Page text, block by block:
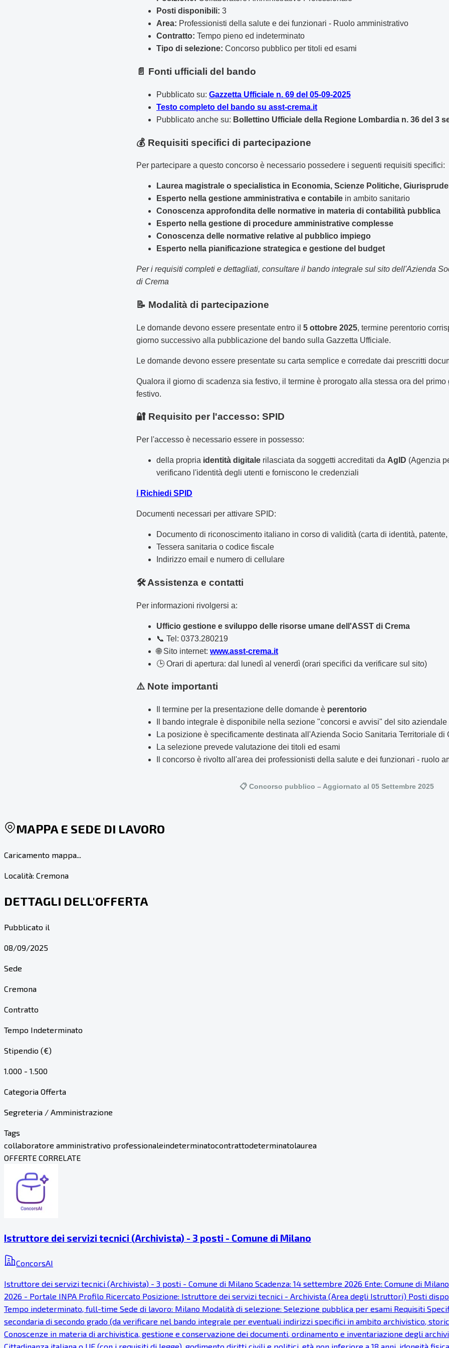
Posti disponibili: 3
Area: Professionisti della salute e dei funzionari - Ruolo amministrativo
Contratto: Tempo pieno ed indeterminato
Tipo di selezione: Concorso pubblico per titoli ed esami
📄 Fonti ufficiali del bando
Pubblicato su: Gazzetta Ufficiale n. 69 del 05-09-2025
Testo completo del bando su asst-crema.it
Pubblicato anche su: Bollettino Ufficiale della Regione Lombardia n. 36 del 3
💰 Requisiti specifici di partecipazione
Per partecipare a questo concorso è necessario possedere i seguenti requisiti specifici:
Laurea magistrale o specialistica in Economia, Scienze Politiche,
Esperto nella gestione amministrativa e contabile in ambito sanitario
Conoscenza approfondita delle normative in materia di contabilità pubblica
Esperto nella gestione di procedure amministrative complesse
Conoscenza delle normative relative al pubblico impiego
Esperto nella pianificazione strategica e gestione del budget
Per i requisiti completi e dettagliati, consultare il bando integrale sul sito dell'Azienda
di Crema
📝 Modalità di partecipazione
Le domande devono essere presentate entro il 5 ottobre 2025, termine perentorio
giorno successivo alla pubblicazione del bando sulla Gazzetta Ufficiale.
Le domande devono essere presentate su carta semplice e corredate dai prescritti
Qualora il giorno di scadenza sia festivo, il termine è prorogato alla stessa ora del
festivo.
🔐 Requisito per l'accesso: SPID
Per l'accesso è necessario essere in possesso:
della propria identità digitale rilasciata da soggetti accreditati da AgID (Agenzia
verificano l'identità degli utenti e forniscono le credenziali
ℹ️ Richiedi SPID
Documenti necessari per attivare SPID:
Documento di riconoscimento italiano in corso di validità (carta di identità,
Tessera sanitaria o codice fiscale
Indirizzo email e numero di cellulare
🛠️ Assistenza e contatti
Per informazioni rivolgersi a:
Ufficio gestione e sviluppo delle risorse umane dell'ASST di Crema
📞 Tel: 0373.280219
🌐 Sito internet: www.asst-crema.it
🕒 Orari di apertura: dal lunedì al venerdì (orari specifici da verificare sul sito)
⚠️ Note importanti
Il termine per la presentazione delle domande è perentorio
Il bando integrale è disponibile nella sezione "concorsi e avvisi" del sito aziendale
La posizione è specificamente destinata all'Azienda Socio Sanitaria Territoriale di
La selezione prevede valutazione dei titoli ed esami
Il concorso è rivolto all'area dei professionisti della salute e dei funzionari - ruolo
📋 Concorso pubblico – Aggiornato al 05 Settembre 2025
MAPPA E SEDE DI LAVORO
Caricamento mappa...
Località: Cremona
DETTAGLI DELL'OFFERTA
Pubblicato il
08/09/2025
Sede
Cremona
Contratto
Tempo Indeterminato
Stipendio (€)
1.000 - 1.500
Categoria Offerta
Segreteria / Amministrazione
Tags
collaboratore amministrativo professionaleindeterminatocontrattodeterminatolaurea
OFFERTE CORRELATE
Istruttore dei servizi tecnici (Archivista) - 3 posti - Comune di Milano
ConcorsAI
Istruttore dei servizi tecnici (Archivista) - 3 posti - Comune di Milano Scadenza: 14 settembre 2026 Ente: Comune di
2026 - Portale INPA Profilo Ricercato Posizione: Istruttore dei servizi tecnici - Archivista (Area degli Istruttori) Posti
Tempo indeterminato, full-time Sede di lavoro: Milano Modalità di selezione: Selezione pubblica per esami Requisiti
secondaria di secondo grado (da verificare nel bando integrale per eventuali indirizzi specifici in ambito archivistico,
Conoscenze in materia di archivistica, gestione e conservazione dei documenti, ordinamento e inventariazione degli